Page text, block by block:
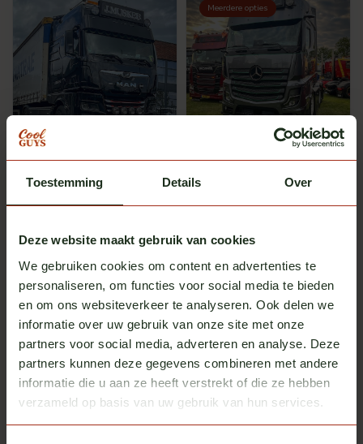
Toestemming Details Over
Deze website maakt gebruik van cookies
We gebruiken cookies om content en advertenties te
personaliseren, om functies voor social media te bieden
en om ons websiteverkeer te analyseren. Ook delen we
informatie over uw gebruik van onze site met onze
partners voor social media, adverteren en analyse. Deze
partners kunnen deze gegevens combineren met andere
informatie die u aan ze heeft verstrekt of die ze hebben
verzameld op basis van uw gebruik van hun services.
Onderspoiler MAN TGX
Op voorraad bij leverancier
€ 550,00 Excl. btw
Meerdere opties
Onderspoiler Mercedes-
Op voorraad
€ 695,00 Excl. btw
Meerdere opties